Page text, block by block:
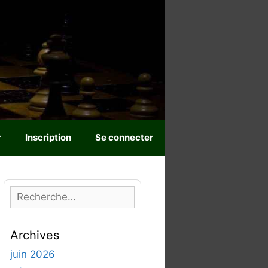
Inscription Se connecter
e
h
e
Archives
juin 2026